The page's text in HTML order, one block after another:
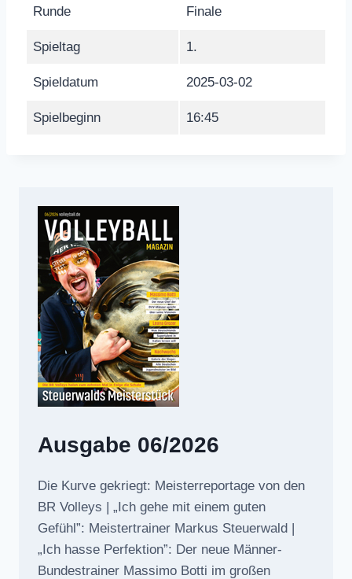
Runde Finale
Spieltag 1.
Spieldatum 2025-03-02
Spielbeginn 16:45
Ausgabe 06/2026
Die Kurve gekriegt: Meisterreportage von den
BR Volleys | „Ich gehe mit einem guten
Gefühl”: Meistertrainer Markus Steuerwald |
„Ich hasse Perfektion”: Der neue Männer-
Bundestrainer Massimo Botti im großen